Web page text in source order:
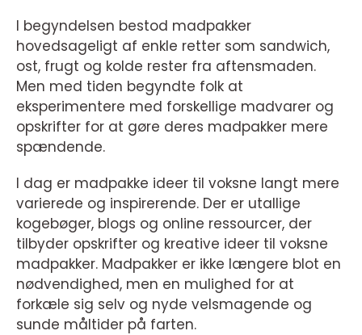
I begyndelsen bestod madpakker
hovedsageligt af enkle retter som sandwich,
ost, frugt og kolde rester fra aftensmaden.
Men med tiden begyndte folk at
eksperimentere med forskellige madvarer og
opskrifter for at gøre deres madpakker mere
spændende.
I dag er madpakke ideer til voksne langt mere
varierede og inspirerende. Der er utallige
kogebøger, blogs og online ressourcer, der
tilbyder opskrifter og kreative ideer til voksne
madpakker. Madpakker er ikke længere blot en
nødvendighed, men en mulighed for at
forkæle sig selv og nyde velsmagende og
sunde måltider på farten.